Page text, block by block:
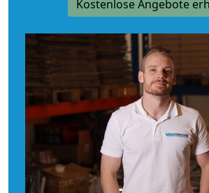
Kostenlose Angebote